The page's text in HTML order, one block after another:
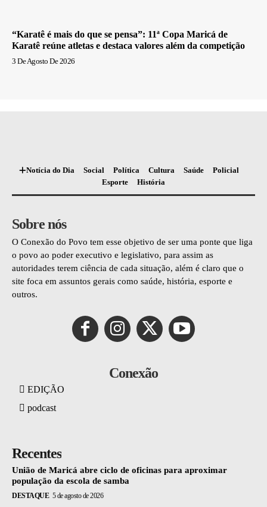
“Karatê é mais do que se pensa”: 11ª Copa Maricá de
Karatê reúne atletas e destaca valores além da competição
3 De Agosto De 2026
Notícia do Dia Social Política Cultura Saúde
Policial
Esporte
História
Sobre nós
O Conexão do Povo tem esse objetivo de ser uma ponte que liga
o povo ao poder executivo e legislativo, para assim as
autoridades terem ciência de cada situação, além é claro que o
site foca em assuntos gerais como saúde, história, esporte e
outros.
Conexão
EDIÇÃO
podcast
Recentes
União de Maricá abre ciclo de oficinas para aproximar
população da escola de samba
DESTAQUE 5 de agosto de 2026